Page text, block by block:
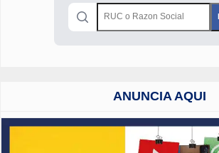
ANUNCIA AQUI